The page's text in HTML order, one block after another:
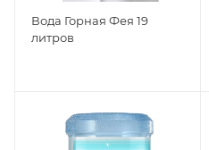
Вода Горная Фея 19
литров